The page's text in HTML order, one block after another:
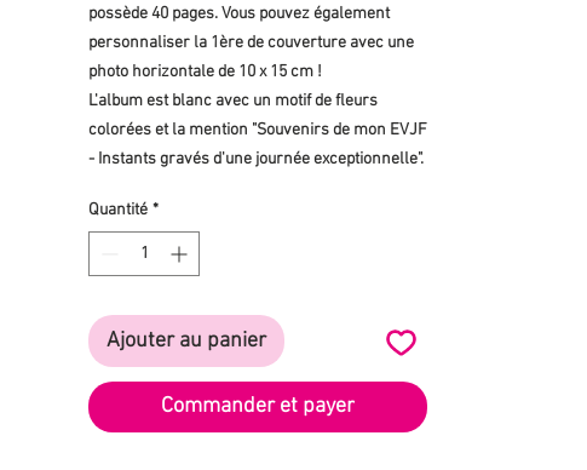
possède 40 pages. Vous pouvez également
personnaliser la 1ère de couverture avec une
photo horizontale de 10 x 15 cm !
L'album est blanc avec un motif de fleurs
colorées et la mention "Souvenirs de mon EVJF
- Instants gravés d'une journée exceptionnelle".
Quantité *
Ajouter au panier
Commander et payer